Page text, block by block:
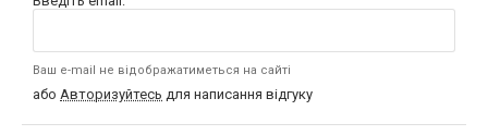
Ваш e-mail не відображатиметься на сайті
або Авторизуйтесь для написання відгуку